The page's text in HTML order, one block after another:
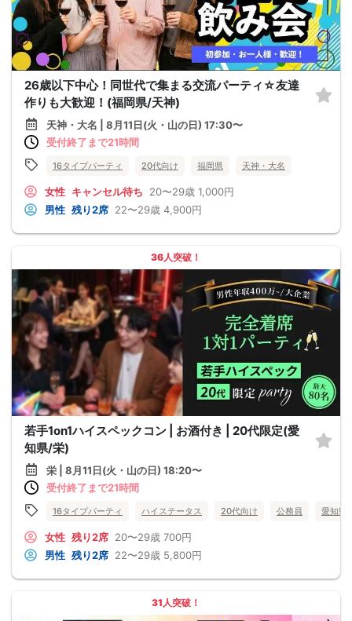
26歳以下中心！同世代で集まる交流パーティ☆友達
作りも大歓迎！(福岡県/天神)
天神・大名 | 8月11日(火・山の日) 17:30〜
受付終了まで21時間
16タイプパーティ 20代向け 福岡県 天神・大名
女性 キャンセル待ち 20〜29歳 1,000円
男性 残り2席 22〜29歳 4,900円
36人突破！
若手1on1ハイスペックコン | お酒付き | 20代限定(愛
知県/栄)
栄 | 8月11日(火・山の日) 18:20〜
受付終了まで21時間
16タイプパーティ ハイステータス 20代向け 公務員 愛知県
女性 残り2席 20〜29歳 700円
男性 残り2席 22〜29歳 5,800円
31人突破！